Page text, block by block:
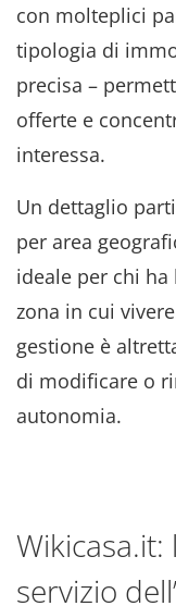
con molteplici
tipologia di
precisa –
offerte e
interessa.
Un dettaglio
per area
ideale per chi
zona in cui
gestione è
di modificare o
autonomia.
servizio